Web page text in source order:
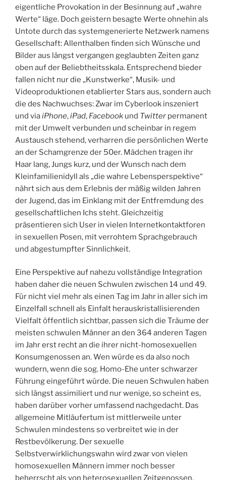
eigentliche Provokation in der Besinnung auf „wahre
Werte“ läge. Doch geistern besagte Werte ohnehin als
Untote durch das systemgenerierte Netzwerk namens
Gesellschaft: Allenthalben finden sich Wünsche und
Bilder aus längst vergangen geglaubten Zeiten ganz
oben auf der Beliebtheitsskala. Entsprechend bieder
fallen nicht nur die „Kunstwerke“, Musik- und
Videoproduktionen etablierter Stars aus, sondern auch
die des Nachwuchses: Zwar im Cyberlook inszeniert
und viaiPhone,iPad, Facebook und Twitter permanent
mit der Umwelt verbunden und scheinbar in regem
Austausch stehend, verharren die persönlichen Werte
an der Schamgrenze der 50er. Mädchen tragen ihr
Haar lang, Jungs kurz, und der Wunsch nach dem
Kleinfamilienidyll als „die wahre Lebensperspektive“
nährt sich aus dem Erlebnis der mäßig wilden Jahren
der Jugend, das im Einklang mit der Entfremdung des
gesellschaftlichen Ichs steht. Gleichzeitig
präsentieren sich User in vielen Internetkontaktforen
in sexuellen Posen, mit verrohtem Sprachgebrauch
und abgestumpfter Sinnlichkeit.
Eine Perspektive auf nahezu vollständige Integration
haben daher die neuen Schwulen zwischen 14 und 49.
Für nicht viel mehr als einen Tag im Jahr in aller sich im
Einzelfall schnell als Einfalt herauskristallisierenden
Vielfalt öffentlich sichtbar, passen sich die Träume der
meisten schwulen Männer an den 364 anderen Tagen
im Jahr erst recht an die ihrer nicht-homosexuellen
Konsumgenossen an. Wen würde es da also noch
wundern, wenn die sog. Homo-Ehe unter schwarzer
Führung eingeführt würde. Die neuen Schwulen haben
sich längst assimiliert und nur wenige, so scheint es,
haben darüber vorher umfassend nachgedacht. Das
allgemeine Mitläufertum ist mittlerweile unter
Schwulen mindestens so verbreitet wie in der
Restbevölkerung. Der sexuelle
Selbstverwirklichungswahn wird zwar von vielen
homosexuellen Männern immer noch besser
beherrscht als von heterosexuellen Zeitgenossen,